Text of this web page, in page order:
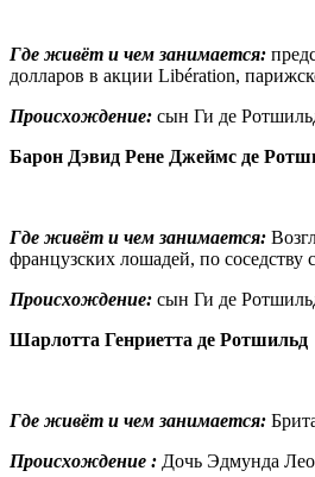
Где живёт и чем занимается:
долларов в акции Libération,
Происхождение: сын Ги де
Барон Дэвид Рене Джеймс де
Где живёт и чем занимается:
французских лошадей, по соседству
Происхождение: сын Ги де
Шарлотта Генриетта де Ротшильд
Где живёт и чем занимается:
Происхождение : Дочь Эдмунда